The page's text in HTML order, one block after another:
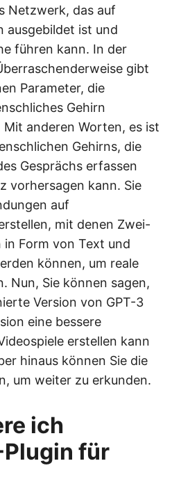
Netzwerk, das auf
ausgebildet ist und
führen kann. In der
gibt
Parameter, die
Gehirn
anderen Worten, es ist
Gehirns, die
Gesprächs erfassen
vorhersagen kann. Sie
auf
mit denen Zwei-
Form von Text und
können, um reale
Nun, Sie können sagen,
Version von GPT-3
eine bessere
erstellen kann
hinaus können Sie die
um weiter zu erkunden.
ich
für